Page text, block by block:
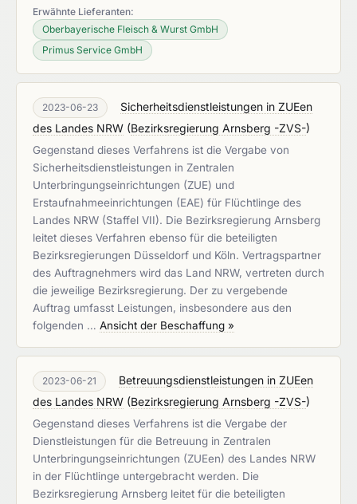
Erwähnte Lieferanten:
Oberbayerische Fleisch & Wurst GmbH
Primus Service GmbH
2023-06-23
Sicherheitsdienstleistungen in ZUEen
des Landes NRW (Bezirksregierung Arnsberg -ZVS-)
Gegenstand dieses Verfahrens ist die Vergabe von
Sicherheitsdienstleistungen in Zentralen
Unterbringungseinrichtungen (ZUE) und
Erstaufnahmeeinrichtungen (EAE) für Flüchtlinge des
Landes NRW (Staffel VII). Die Bezirksregierung Arnsberg
leitet dieses Verfahren ebenso für die beteiligten
Bezirksregierungen Düsseldorf und Köln. Vertragspartner
des Auftragnehmers wird das Land NRW, vertreten durch
die jeweilige Bezirksregierung. Der zu vergebende
Auftrag umfasst Leistungen, insbesondere aus den
folgenden … Ansicht der Beschaffung »
2023-06-21
Betreuungsdienstleistungen in ZUEen
des Landes NRW (Bezirksregierung Arnsberg -ZVS-)
Gegenstand dieses Verfahrens ist die Vergabe der
Dienstleistungen für die Betreuung in Zentralen
Unterbringungseinrichtungen (ZUEen) des Landes NRW
in der Flüchtlinge untergebracht werden. Die
Bezirksregierung Arnsberg leitet für die beteiligten